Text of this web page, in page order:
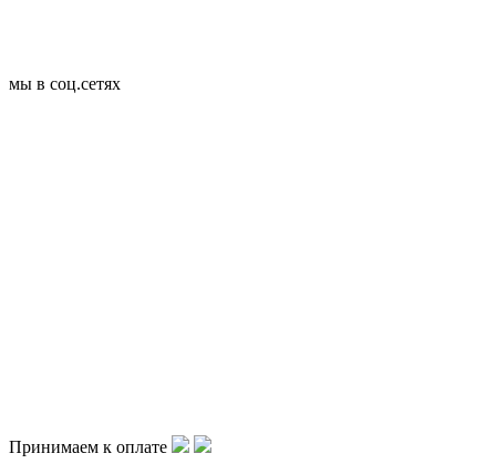
мы в соц.сетях
Принимаем к оплате